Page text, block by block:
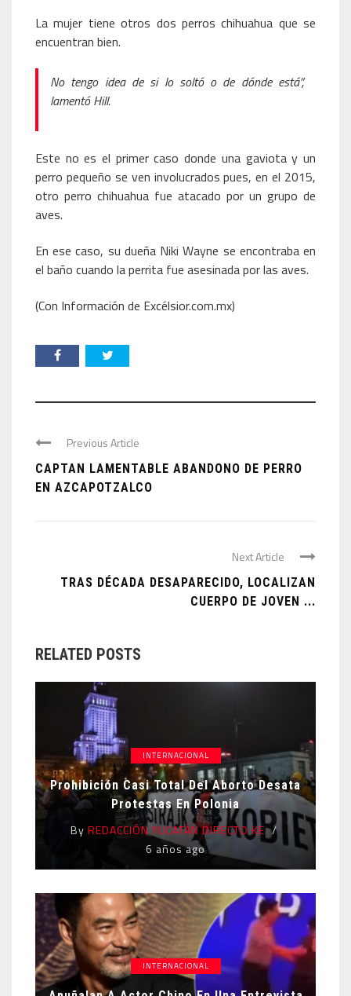
La mujer tiene otros dos perros chihuahua que se
encuentran bien.
No tengo idea de si lo soltó o de dónde está”,
lamentó Hill.
Este no es el primer caso donde una gaviota y un
perro pequeño se ven involucrados pues, en el 2015,
otro perro chihuahua fue atacado por un grupo de
aves.
En ese caso, su dueña Niki Wayne se encontraba en
el baño cuando la perrita fue asesinada por las aves.
(Con Información de Excélsior.com.mx)
Previous Article
CAPTAN LAMENTABLE ABANDONO DE PERRO
EN AZCAPOTZALCO
Next Article
TRAS DÉCADA DESAPARECIDO, LOCALIZAN
CUERPO DE JOVEN ...
RELATED POSTS
INTERNACIONAL
Prohibición Casi Total Del Aborto Desata
Protestas En Polonia
By REDACCIÓN YUCATÁN DIRECTO KE
6 años ago
INTERNACIONAL